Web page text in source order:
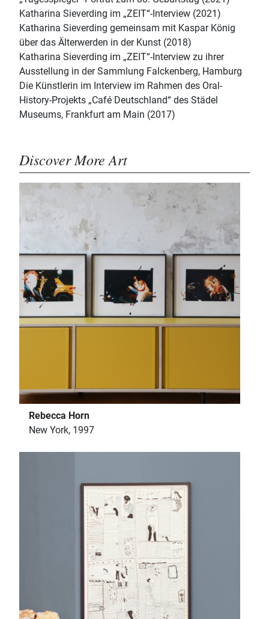
Katharina Sieverding im „ZEIT“-Interview (2021)
Katharina Sieverding gemeinsam mit Kaspar König
über das Älterwerden in der Kunst (2018)
Katharina Sieverding im „ZEIT“-Interview zu ihrer
Ausstellung in der Sammlung Falckenberg, Hamburg
Die Künstlerin im Interview im Rahmen des Oral-
History-Projekts „Café Deutschland“ des Städel
Museums, Frankfurt am Main (2017)
Discover More Art
Rebecca Horn
New York, 1997